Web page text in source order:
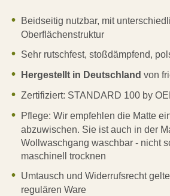
Beidseitig nutzbar, mit
Oberflächenstruktur
Sehr rutschfest, stoßdämpfend,
Hergestellt in Deutschland von
Zertifiziert: STANDARD 100 by
Pflege: Wir empfehlen die Matte
abzuwischen. Sie ist auch in der
Wollwaschgang waschbar - nicht
maschinell trocknen
Umtausch und Widerrufsrecht
regulären Ware